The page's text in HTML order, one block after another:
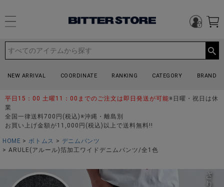
NEW ARRIVAL COORDINATE RANKING CATEGORY BRAND
平日15：00 土曜11：00までのご注文は即日発送が可能※日曜・祝日は休
業
全国一律送料700円(税込)※沖縄・離島別
お買い上げ金額が11,000円(税込)以上で送料無料!!
HOME ボトムス
デニムパンツ
ARULE(アルール)箔加工ワイドデニムパンツ/全1色